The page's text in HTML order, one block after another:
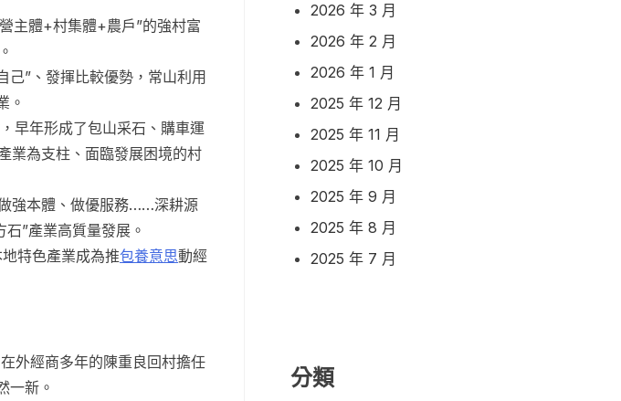
主體+村集體+農戶”的強村富
”、發揮比較優勢，常山利用
。
早年形成了包山采石、購車運
業為支柱、面臨發展困境的村
強本體、做優服務……深耕源
石”產業高質量發展。
特色產業成為推包養意思動經
外經商多年的陳重良回村擔任
一新。
2026 年 3 月
2026 年 2 月
2026 年 1 月
2025 年 12 月
2025 年 11 月
2025 年 10 月
2025 年 9 月
2025 年 8 月
2025 年 7 月
分類